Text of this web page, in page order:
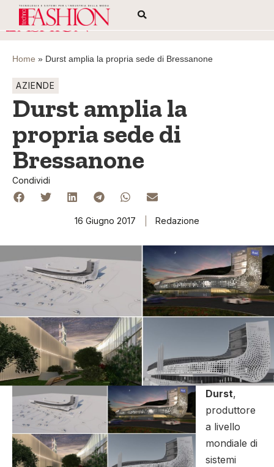
Home » Durst amplia la propria sede di Bressanone
AZIENDE
Durst amplia la
propria sede di
Bressanone
Condividi
16 Giugno 2017 Redazione
Durst,
produttore
a livello
mondiale di
sistemi